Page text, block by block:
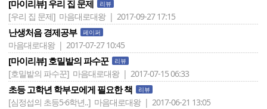
[마이리뷰] 우리 집 문제 리뷰
[우리 집 문제] 마음대로대왕 | 2017-09-27 17:15
난생처음 경제공부 페이퍼
마음대로대왕 | 2017-07-27 10:45
[마이리뷰] 호밀밭의 파수꾼 리뷰
[호밀밭의 파수꾼] 마음대로대왕 | 2017-07-15 06:33
초등 고학년 학부모에게 필요한 책 리뷰
[심정섭의 초등5·6학년..] 마음대로대왕 | 2017-06-21 13:05